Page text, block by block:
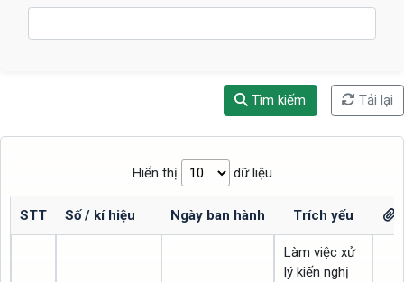
Tìm kiếm Tải lại
Hiển thị dữ liệu
STT Số / kí hiệu Ngày ban hành Trích yếu
Làm việc xử
lý kiến nghị